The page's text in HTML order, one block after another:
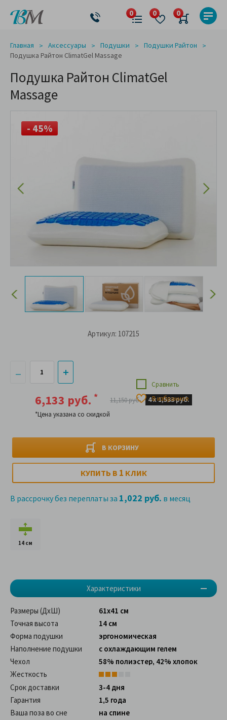
Главная Аксессуары Подушки
Подушки Райтон
Подушка Райтон ClimatGel Massage
Подушка Райтон ClimatGel
Massage
- 45%
Артикул: 107215
6,133 руб. *
*Цена указана со скидкой
11,150 руб. 4 х1,533 руб.
В КОРЗИНУ
Сравнить
В избранное
КУПИТЬ В 1 КЛИК
В рассрочку без переплаты за 1,022 руб. в месяц
14 см
Характеристики
Размеры (ДхШ)
61х41 см
Точная высота
14 см
Форма подушки
эргономическая
Наполнение подушки
с охлаждающим гелем
Чехол
58% полиэстер, 42% хлопок
Жесткость
Срок доставки
3-4 дня
Гарантия
1,5 года
Ваша поза во сне
на спине